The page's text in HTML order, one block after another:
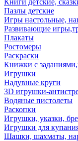
Книги детские,
Пазлы детские
Игры настольные,
Развивающие
Плакаты
Ростомеры
Раскраски
Книжки с
Игрушки
Надувные круги
3D игрушки-
Водяные пистолеты
Раскопки
Игрушки, указки,
Игрушки для
Шашки, шахматы,